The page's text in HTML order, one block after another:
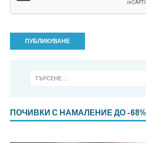
ПОЧИВКИ С НАМАЛЕНИЕ ДО -68%